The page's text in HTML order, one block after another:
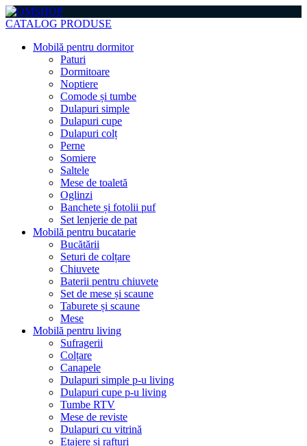
CATALOG PRODUSE
Mobilă pentru dormitor
Paturi
Dormitoare
Noptiere
Comode și tumbe
Dulapuri simple
Dulapuri cupe
Dulapuri colț
Perne
Somiere
Saltele
Mese de toaletă
Oglinzi
Banchete și fotolii puf
Set lenjerie de pat
Mobilă pentru bucatarie
Bucătării
Seturi de colțare
Chiuvete
Baterii pentru chiuvete
Set de mese și scaune
Taburete și scaune
Mese
Mobilă pentru living
Sufragerii
Colțare
Canapele
Dulapuri simple p-u living
Dulapuri cupe p-u living
Tumbe RTV
Mese de reviste
Dulapuri cu vitrină
Etajere și rafturi